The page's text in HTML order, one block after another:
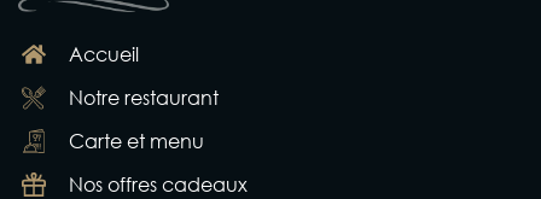
Accueil
Notre restaurant
Carte et menu
Nos offres cadeaux